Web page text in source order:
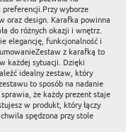
wyborze
oraz design. Karafka powinna
do różnych okazji i wnętrz.
elegancję, funkcjonalność i
z karafką to
każdej sytuacji. Dzięki
idealny zestaw, który
to sposób na nadanie
że każdy prezent staje
w produkt, który łączy
spędzona przy stole